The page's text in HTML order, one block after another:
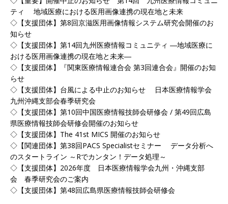
ティ 地域医療における医用画像連携の現在地と未来
◇【支援団体】第8回京滋医用画像情報システム研究会開催のお
知らせ
◇【支援団体】第14回九州医療情報コミュニティ ―地域医療に
おける医用画像連携の現在地と未来―
◇【支援団体】『関東医療情報連合会 第3回連合会』開催のお知
らせ
◇【支援団体】台風による中止のお知らせ 日本医療情報学会
九州沖縄支部会春季研究会
◇【支援団体】第10回中国医療情報技師会研修会 / 第49回広島
県医療情報技師会研修会開催のお知らせ
◇【支援団体】The 41st MICS 開催のお知らせ
◇【関連団体】第38回PACS Specialistセミナー データ分析へ
のスタートライン ～Rでカンタン！データ処理～
◇【支援団体】2026年度 日本医療情報学会九州・沖縄支部
会 春季研究会のご案内
◇【支援団体】第48回広島県医療情報技師会研修会